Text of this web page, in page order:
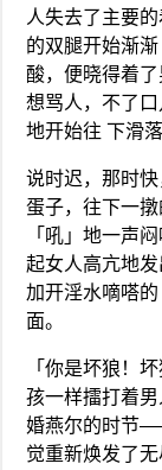
人失去了主要
的双腿开始渐
酸，便晓得着
想骂人，不了
地开始往 下滑落
说时迟，那时
蛋子，往下一
「吼」地一声
起女人高亢地
加开淫水嘀嗒
面。
「你是坏狼！
孩一样擂打着
婚燕尔的时节
觉重新焕发了